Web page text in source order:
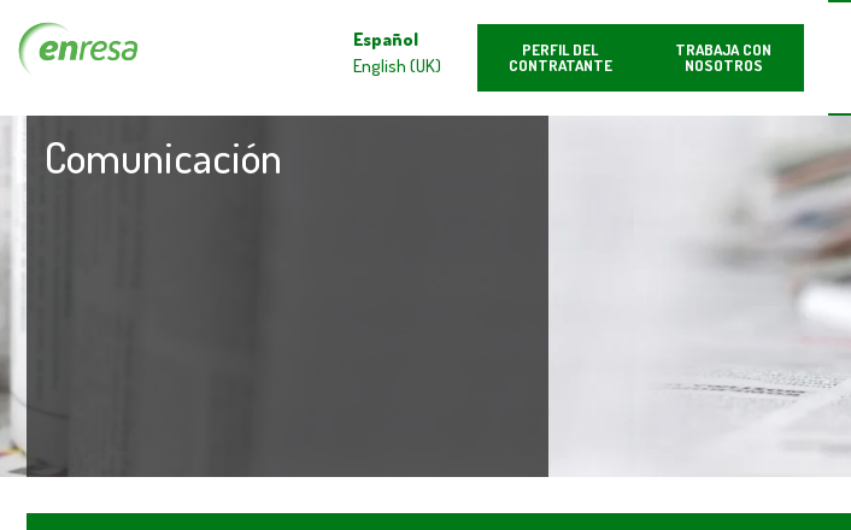
Español
English (UK)
PERFIL DEL
CONTRATANTE
TRABAJA CON
NOSOTROS
Comunicación